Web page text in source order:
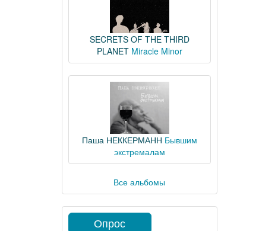
SECRETS OF THE THIRD
PLANET Miracle Minor
Паша НЕККЕРМАНН Бывшим
экстремалам
Все альбомы
Опрос